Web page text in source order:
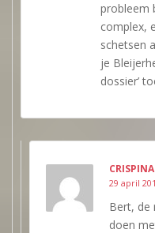
probleem
complex,
schetsen
je
dossier’
CRISPINA
29 april
Bert, de
doen